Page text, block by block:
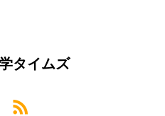
タイムズ